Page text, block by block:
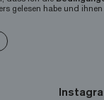
gelesen habe und ihnen